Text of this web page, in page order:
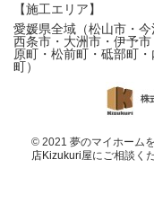
【施工エリア】
愛媛県全域（松山市・
西条市・大洲市・伊予
原町・松前町・砥部町
町）
© 2021 夢のマイホームを
店Kizukuri屋にご相談く